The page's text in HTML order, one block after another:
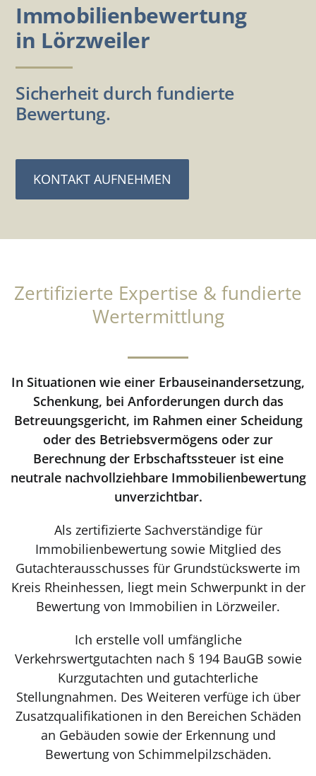
Immobilienbewertung
in Lörzweiler
Sicherheit durch fundierte
Bewertung.
KONTAKT AUFNEHMEN
Zertifizierte Expertise & fundierte
Wertermittlung
In Situationen wie einer Erbauseinandersetzung,
Schenkung, bei Anforderungen durch das
Betreuungsgericht, im Rahmen einer Scheidung
oder des Betriebsvermögens oder zur
Berechnung der Erbschaftssteuer ist eine
neutrale nachvollziehbare Immobilienbewertung
unverzichtbar.
Als zertifizierte Sachverständige für
Immobilienbewertung sowie Mitglied des
Gutachterausschusses für Grundstückswerte im
Kreis Rheinhessen, liegt mein Schwerpunkt in der
Bewertung von Immobilien in Lörzweiler.
Ich erstelle voll umfängliche
Verkehrswertgutachten nach § 194 BauGB sowie
Kurzgutachten und gutachterliche
Stellungnahmen. Des Weiteren verfüge ich über
Zusatzqualifikationen in den Bereichen Schäden
an Gebäuden sowie der Erkennung und
Bewertung von Schimmelpilzschäden.